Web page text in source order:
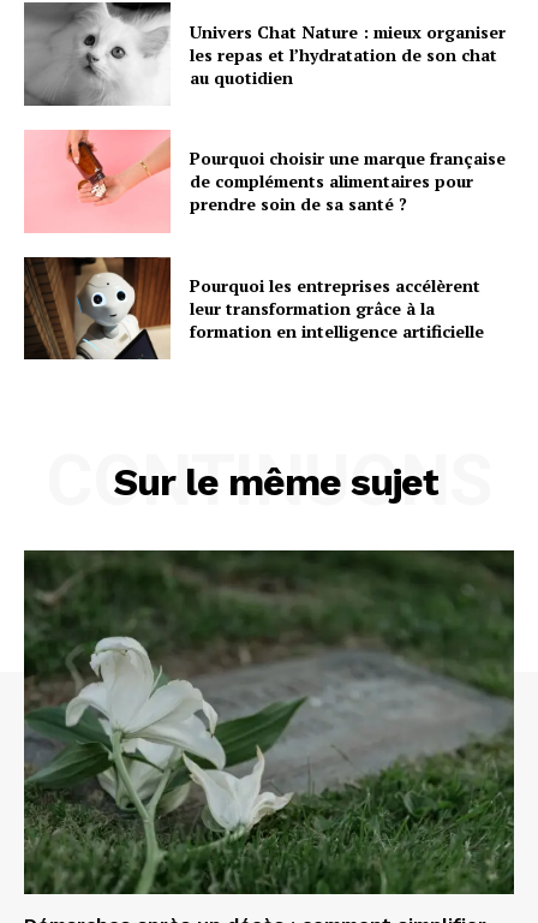
Univers Chat Nature : mieux organiser
les repas et l’hydratation de son chat
au quotidien
Pourquoi choisir une marque française
de compléments alimentaires pour
prendre soin de sa santé ?
Pourquoi les entreprises accélèrent
leur transformation grâce à la
formation en intelligence artificielle
Sur le même sujet
CONTINUONS